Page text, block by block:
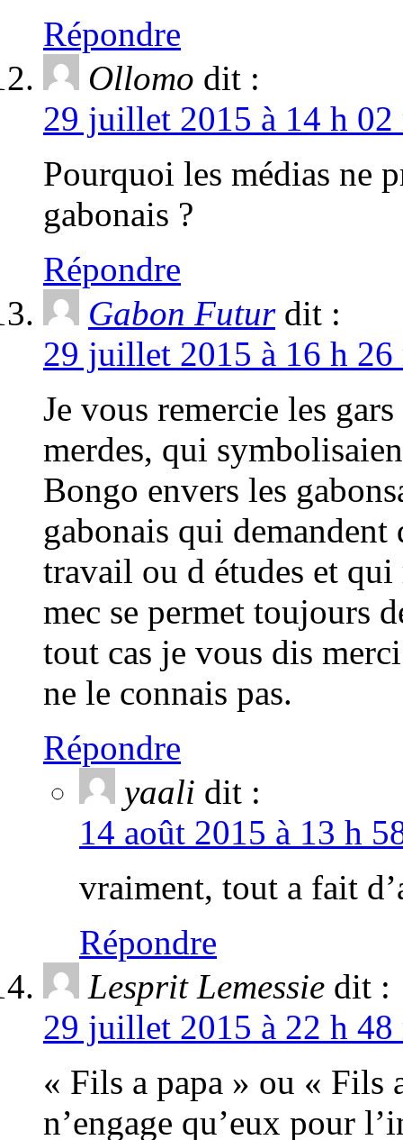
Répondre
Ollomo dit :
29 juillet 2015 à 14 h
Pourquoi les médias ne
gabonais ?
Répondre
Gabon Futur dit :
29 juillet 2015 à 16 h
Je vous remercie les
merdes, qui
Bongo envers les
gabonais qui
travail ou d études et qui
mec se permet toujours
tout cas je vous dis
ne le connais pas.
Répondre
yaali dit :
14 août 2015 à 13 h
vraiment, tout a fait
Répondre
Lesprit Lemessie dit :
29 juillet 2015 à 22 h
« Fils a papa » ou « Fils
n’engage qu’eux pour